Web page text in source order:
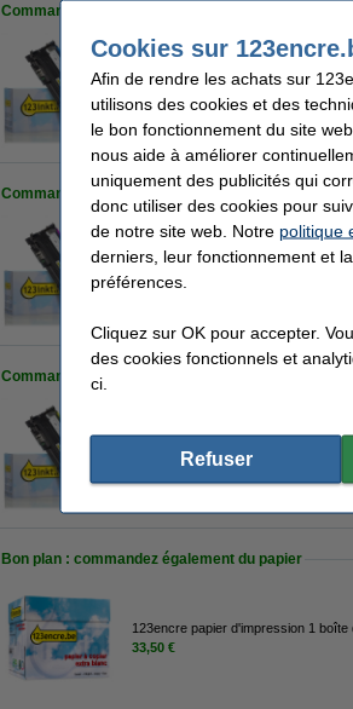
Commandez également le toner cyan
Marque 123encre remplace
34,50 €
Commandez également le toner magenta
Marque 123encre remplace
34,50 €
Commandez également le toner jaune
Bon plan : commandez également du papier
123encre papier d'impression 1 boîte
33,50 €
Cookies sur
Afin de rendre les achats sur
utilisons des cookies et des
le bon fonctionnement du site
nous aide à améliorer
uniquement des publicités qui
donc utiliser des cookies pour
de notre site web. Notre politique
derniers, leur fonctionnement et
préférences.
Cliquez sur OK pour accepter.
des cookies fonctionnels et
ci.
Refuser